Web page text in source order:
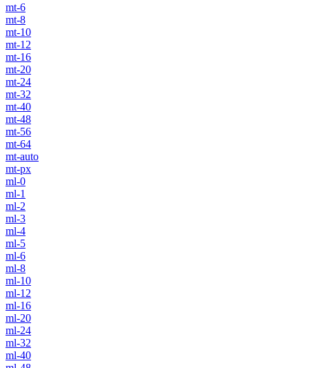
mt-6
mt-8
mt-10
mt-12
mt-16
mt-20
mt-24
mt-32
mt-40
mt-48
mt-56
mt-64
mt-auto
mt-px
ml-0
ml-1
ml-2
ml-3
ml-4
ml-5
ml-6
ml-8
ml-10
ml-12
ml-16
ml-20
ml-24
ml-32
ml-40